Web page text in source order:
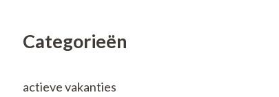
Categorieën
actieve vakanties